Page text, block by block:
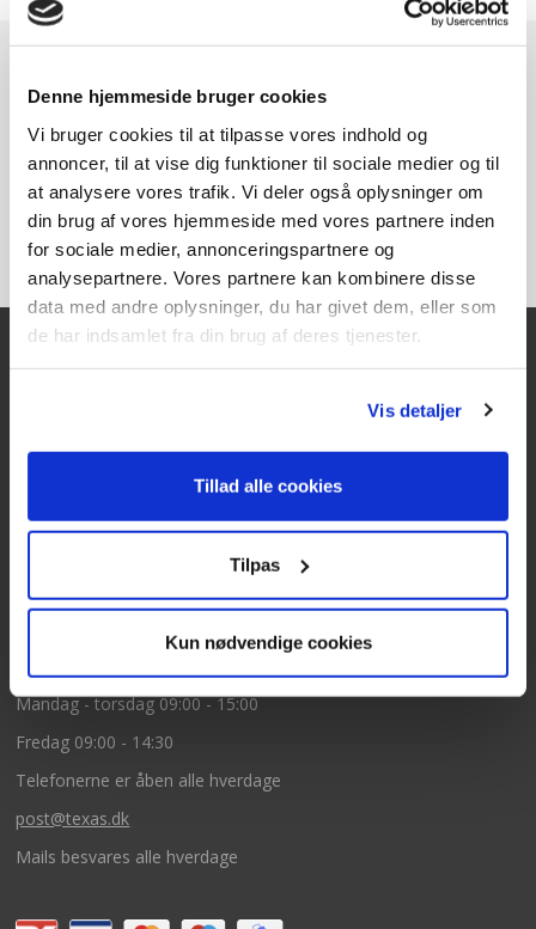
Denne hjemmeside bruger cookies
Vi bruger cookies til at tilpasse vores indhold og
annoncer, til at vise dig funktioner til sociale medier og til
at analysere vores trafik. Vi deler også oplysninger om
din brug af vores hjemmeside med vores partnere inden
for sociale medier, annonceringspartnere og
analysepartnere. Vores partnere kan kombinere disse
data med andre oplysninger, du har givet dem, eller som
de har indsamlet fra din brug af deres tjenester.
Vis detaljer
Tillad alle cookies
Tilpas
Kun nødvendige cookies
5260 Odense S
Mandag - torsdag 09:00 - 15:00
Fredag 09:00 - 14:30
Telefonerne er åben alle hverdage
post@texas.dk
Mails besvares alle hverdage